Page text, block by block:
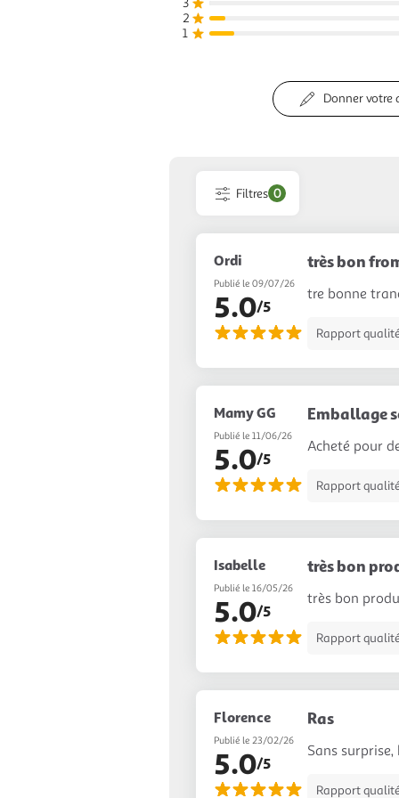
3
2
1
Donner votre
Filtres 0
Ordi
Publié le 09/07/26
5.0/5
très bon
tre bonne
Rapport
Mamy GG
Publié le 11/06/26
5.0/5
Emballage
Acheté pour
Rapport
Isabelle
Publié le 16/05/26
5.0/5
très bon
très bon
Rapport
Florence
Publié le 23/02/26
5.0/5
Ras
Sans
Rapport